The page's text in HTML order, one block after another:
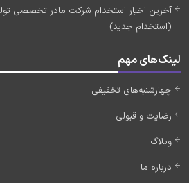
(استخدام جدید)
لینک‌های مهم
چهارشنبه‌های تخفیفی
رضایت و قبولی
وبلاگ
درباره ما